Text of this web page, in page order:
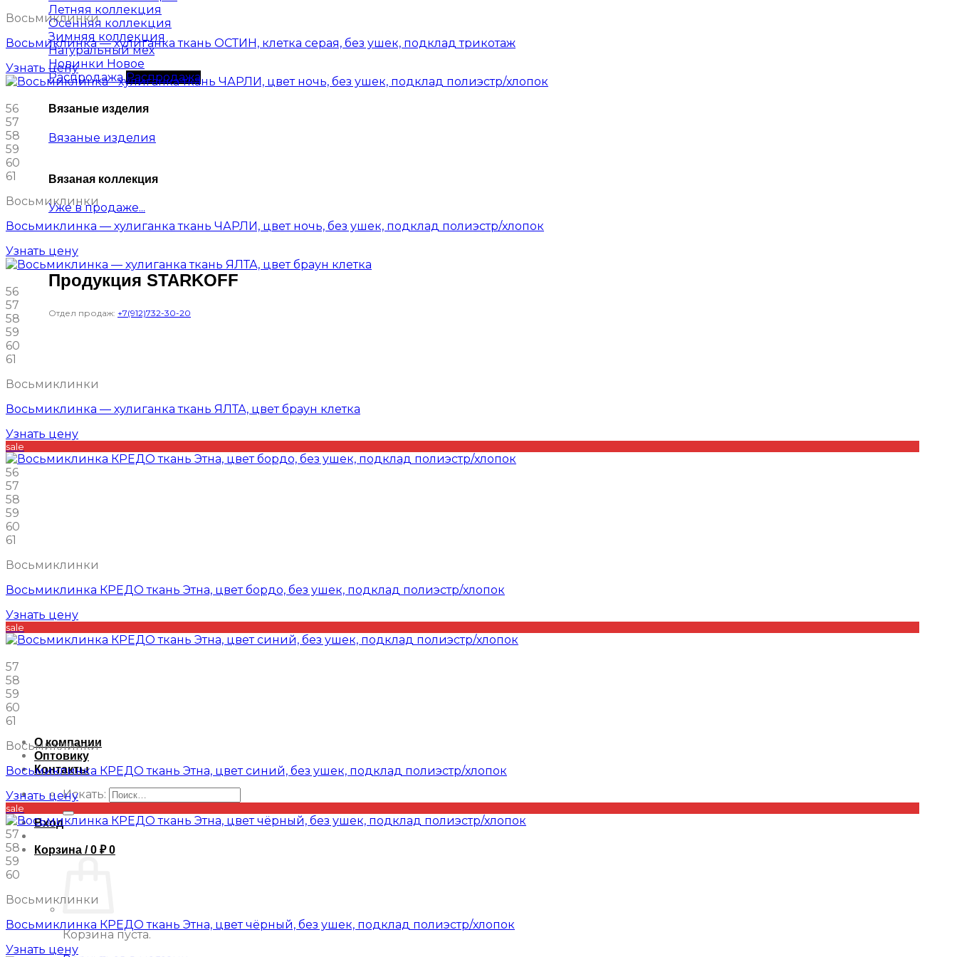
Летняя коллекция
Осенняя коллекция
Зимняя коллекция
Натуральный мех
Новинки
Распродажа
Вязаные изделия
Вязаные изделия
Вязаная коллекция
Уже в продаже...
Продукция STARKOFF
Отдел продаж: +7(912)732-30-20
О компании
Оптовику
Контакты
Искать:
Вход
Корзина /0 ₽ 0
Корзина пуста.
Восьмиклинки
Восьмиклинка — хулиганка ткань ОСТИН, клетка серая, без ушек, подклад трикотаж
Узнать цену
56
57
58
59
60
61
Восьмиклинки
Восьмиклинка — хулиганка ткань ЧАРЛИ, цвет ночь, без ушек, подклад полиэстр/хлопок
Узнать цену
56
57
58
59
60
61
Восьмиклинки
Восьмиклинка — хулиганка ткань ЯЛТА, цвет браун клетка
Узнать цену
sale
56
57
58
59
60
61
Восьмиклинки
Восьмиклинка КРЕДО ткань Этна, цвет бордо, без ушек, подклад полиэстр/хлопок
Узнать цену
sale
57
58
59
60
61
Восьмиклинки
Восьмиклинка КРЕДО ткань Этна, цвет синий, без ушек, подклад полиэстр/хлопок
Узнать цену
sale
57
58
59
60
Восьмиклинки
Восьмиклинка КРЕДО ткань Этна, цвет чёрный, без ушек, подклад полиэстр/хлопок
Узнать цену